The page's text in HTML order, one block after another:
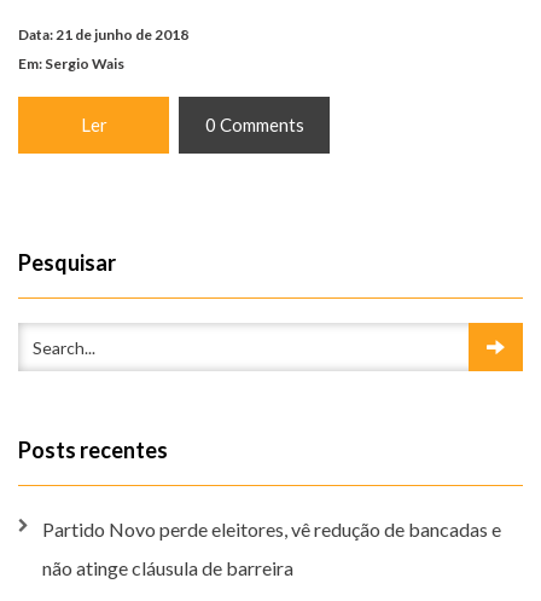
Data: 21 de junho de 2018
Em: Sergio Wais
Ler 0 Comments
Pesquisar
Posts recentes
Partido Novo perde eleitores, vê redução de bancadas e
não atinge cláusula de barreira